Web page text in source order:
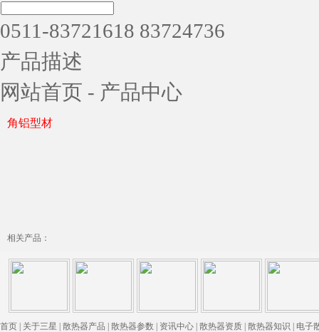
0511-83721618 83724736
产品描述
网站首页 - 产品中心
角铝型材
相关产品：
首页 关于三星 散热器产品 散热器参数 资讯中心 散热器资质 散热器知识 电子